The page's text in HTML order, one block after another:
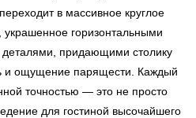
в массивное круглое
украшенное горизонтальными
придающими столику
и ощущение парящести. Каждый
точностью — это не просто
для гостиной высочайшего